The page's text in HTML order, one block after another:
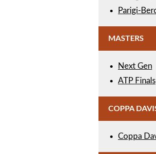
Parigi-
MASTERS
Next Gen
ATP Finals
COPPA
Coppa